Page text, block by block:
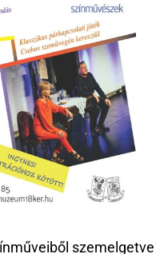
szemelgetve